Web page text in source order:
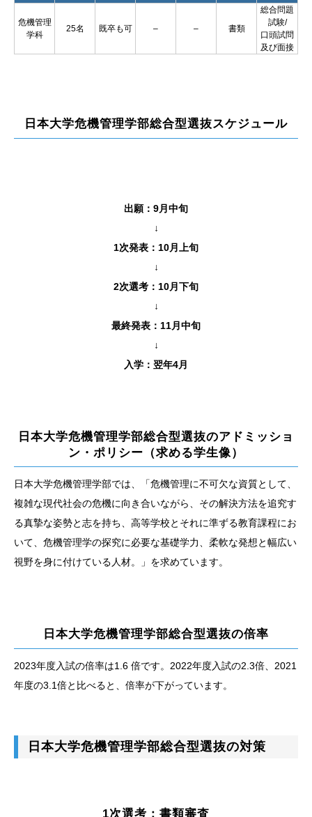
危機管理
学科
25名 既卒も可 – – 書類
総合問題
試験/
口頭試問
及び面接
日本大学危機管理学部総合型選抜スケジュール
出願：9月中旬
↓
1次発表：10月上旬
↓
2次選考：10月下旬
↓
最終発表：11月中旬
↓
入学：翌年4月
日本大学危機管理学部総合型選抜のアドミッショ
ン・ポリシー（求める学生像）
日本大学危機管理学部では、「危機管理に不可欠な資質として、
複雑な現代社会の危機に向き合いながら、その解決方法を追究す
る真摯な姿勢と志を持ち、高等学校とそれに準ずる教育課程にお
いて、危機管理学の探究に必要な基礎学力、柔軟な発想と幅広い
視野を身に付けている人材。」を求めています。
日本大学危機管理学部総合型選抜の倍率
2023年度入試の倍率は1.6 倍です。2022年度入試の2.3倍、2021
年度の3.1倍と比べると、倍率が下がっています。
日本大学危機管理学部総合型選抜の対策
1次選考：書類審査